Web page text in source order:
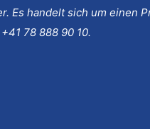
Es handelt sich um
78 888 90 10.